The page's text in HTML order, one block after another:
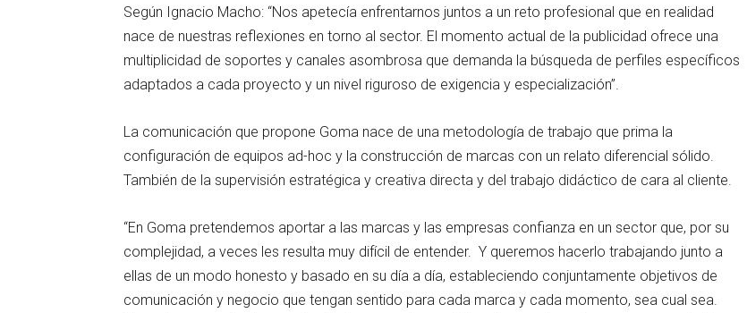
Según Ignacio Macho: “Nos apetecía enfrentarnos juntos a un reto profesional que en realidad
nace de nuestras reflexiones en torno al sector. El momento actual de la publicidad ofrece una
multiplicidad de soportes y canales asombrosa que demanda la búsqueda de perfiles específicos
adaptados a cada proyecto y un nivel riguroso de exigencia y especialización”.
La comunicación que propone Goma nace de una metodología de trabajo que prima la
configuración de equipos ad-hoc y la construcción de marcas con un relato diferencial sólido.
También de la supervisión estratégica y creativa directa y del trabajo didáctico de cara al cliente.
“En Goma pretendemos aportar a las marcas y las empresas confianza en un sector que, por su
complejidad, a veces les resulta muy difícil de entender. Y queremos hacerlo trabajando junto a
ellas de un modo honesto y basado en su día a día, estableciendo conjuntamente objetivos de
comunicación y negocio que tengan sentido para cada marca y cada momento, sea cual sea.